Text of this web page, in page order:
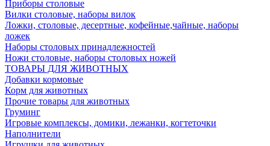
Приборы столовые
Вилки столовые, наборы вилок
Ложки, столовые, десертные, кофейные,чайные, наборы
ложек
Наборы столовых принадлежностей
Ножи столовые, наборы столовых ножей
ТОВАРЫ ДЛЯ ЖИВОТНЫХ
Добавки кормовые
Корм для животных
Прочие товары для животных
Груминг
Игровые комплексы, домики, лежанки, когтеточки
Наполнители